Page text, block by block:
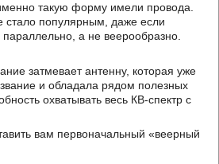
такую ​​форму имели провода.
стало популярным, даже если
а не веерообразно.
затмевает антенну, которая уже
и обладала рядом полезных
охватывать весь КВ-спектр с
вам первоначальный «веерный